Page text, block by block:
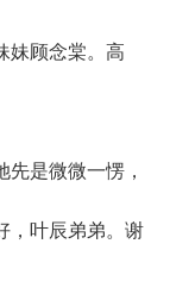
顾念棠。高
是微微一愣，
，叶辰弟弟。谢